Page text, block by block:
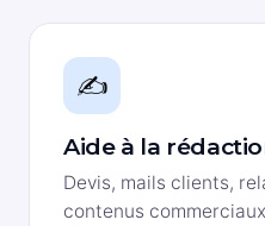
✍️
Aide à la
Devis, mails clients,
contenus